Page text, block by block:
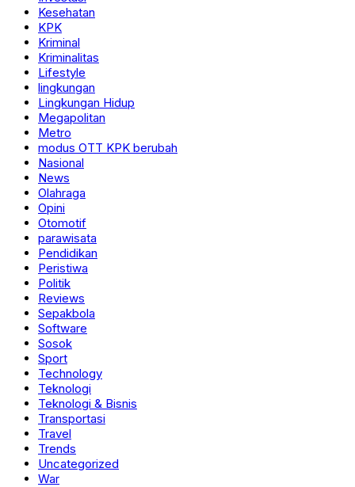
Kesehatan
KPK
Kriminal
Kriminalitas
Lifestyle
lingkungan
Lingkungan Hidup
Megapolitan
Metro
modus OTT KPK berubah
Nasional
News
Olahraga
Opini
Otomotif
parawisata
Pendidikan
Peristiwa
Politik
Reviews
Sepakbola
Software
Sosok
Sport
Technology
Teknologi
Teknologi & Bisnis
Transportasi
Travel
Trends
Uncategorized
War